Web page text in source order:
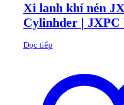
Xi lanh khí nén
Cylinhder | JXPC
Đọc tiếp